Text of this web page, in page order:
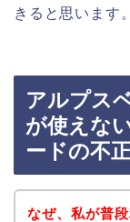
きると思います。
アルプス
が使えな
ードの不
なぜ、私が普